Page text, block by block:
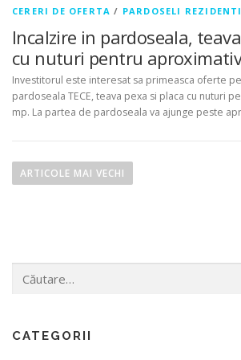
CERERI DE OFERTA / PARDOSELI
Incalzire in pardoseala,
cu nuturi pentru
Investitorul este interesat sa primeasca oferte
pardoseala TECE, teava pexa si placa cu nuturi
mp. La partea de pardoseala va ajunge peste
a
n
ARTICOLE MAI VECHI
după:
CATEGORII